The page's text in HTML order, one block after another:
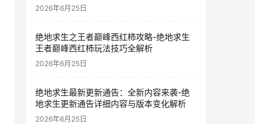
2026年6月25日
绝地求生之王者巅峰西红柿攻略-绝地求生
王者巅峰西红柿玩法技巧全解析
2026年6月25日
绝地求生最新更新通告：全新内容来袭-绝
地求生更新通告详细内容与版本变化解析
2026年6月25日